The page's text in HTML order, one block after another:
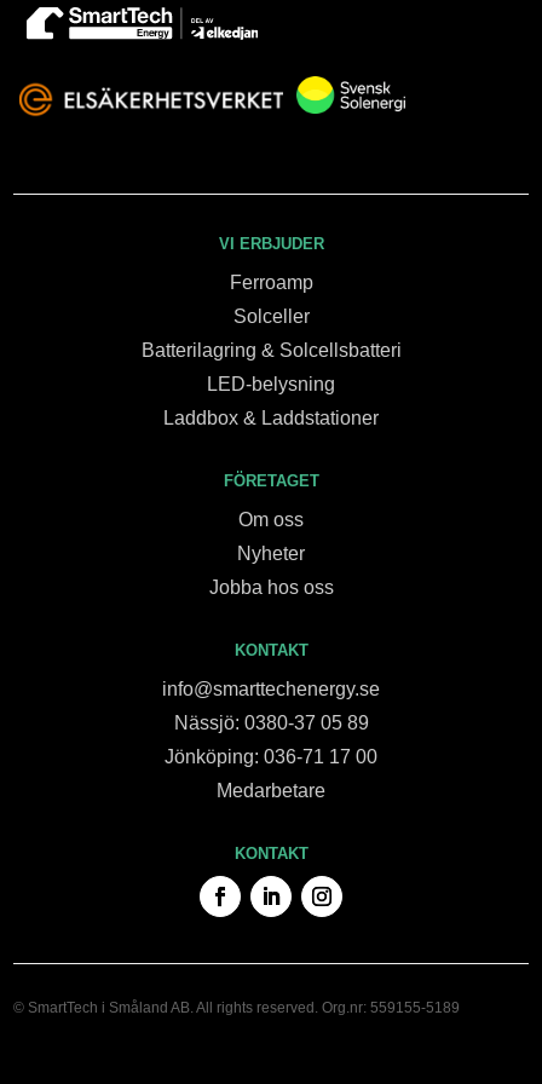
VI ERBJUDER
Ferroamp
Solceller
Batterilagring & Solcellsbatteri
LED-belysning
Laddbox & Laddstationer
FÖRETAGET
Om oss
Nyheter
Jobba hos oss
KONTAKT
info@smarttechenergy.se
Nässjö: 0380-37 05 89
Jönköping: 036-71 17 00
Medarbetare
KONTAKT
© SmartTech i Småland AB. All rights reserved. Org.nr: 559155-5189